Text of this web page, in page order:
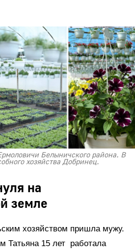
Белыничского района. В
хозяйства Добринец.
на
земле
хозяйством пришла мужу.
Татьяна 15 лет работала